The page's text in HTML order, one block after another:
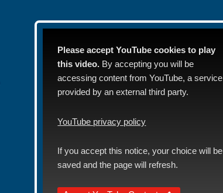
Please accept YouTube cookies to play
this video. By accepting you will be
accessing content from YouTube, a service
provided by an external third party.
YouTube privacy policy
If you accept this notice, your choice will be
saved and the page will refresh.